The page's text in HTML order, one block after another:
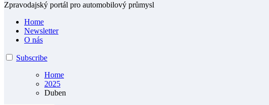
Zpravodajský portál pro automobilový průmysl
Home
Newsletter
O nás
Subscribe
Home
2025
Duben